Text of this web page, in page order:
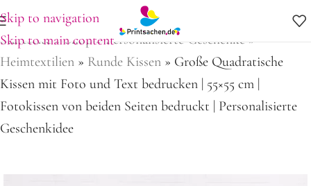
Skip to navigation
Skip to main content
Startseite»Shop»Personalisierte Geschenke »
Heimtextilien » Runde Kissen » Große Quadratische
Kissen mit Foto und Text bedrucken | 55×55 cm |
Fotokissen von beiden Seiten bedruckt | Personalisierte
Geschenkidee